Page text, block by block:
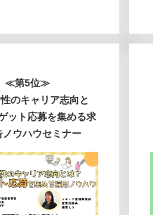
≪第5位≫
のキャリア志向と
ット応募を集める求
ノウハウセミナー